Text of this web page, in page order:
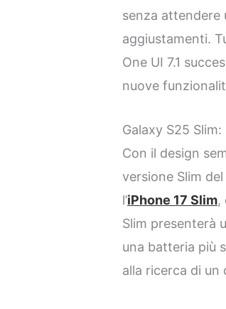
senza attendere
aggiustamenti.
One UI 7.1
nuove
Galaxy S25
Con il design
versione Slim
l’iPhone 17 Slim,
Slim presenterà
una batteria più
alla ricerca di